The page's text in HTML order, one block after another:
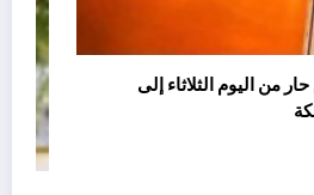
حار من اليوم الثلاثاء إلى